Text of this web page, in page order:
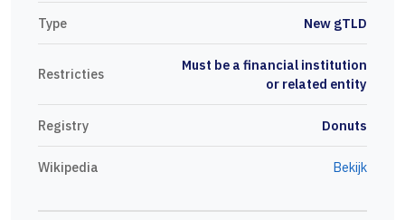
Type New gTLD
Restricties
Must be a financial institution
or related entity
Registry Donuts
Wikipedia Bekijk